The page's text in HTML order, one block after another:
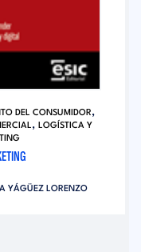
DEL CONSUMIDOR,
, LOGÍSTICA Y
YÁGÜEZ LORENZO